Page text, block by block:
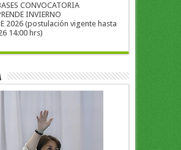
CONVOCATORIA
INVIERNO
2026 (postulación vigente hasta
14:00 hrs)